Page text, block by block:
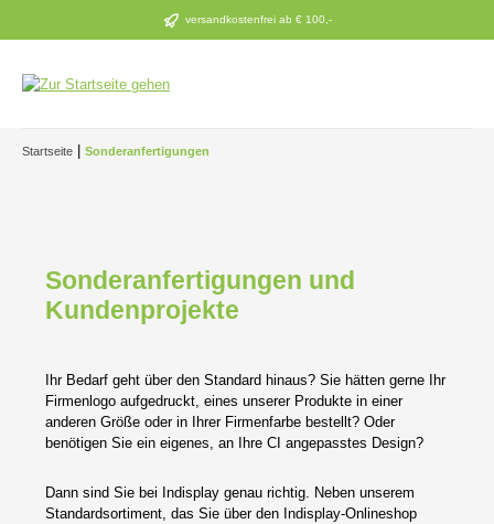
Zum Hauptinhalt springen versandkostenfrei ab € 100,-
Startseite Sonderanfertigungen
Sonderanfertigungen und
Kundenprojekte
Ihr Bedarf geht über den Standard hinaus? Sie hätten gerne Ihr
Firmenlogo aufgedruckt, eines unserer Produkte in einer
anderen Größe oder in Ihrer Firmenfarbe bestellt? Oder
benötigen Sie ein eigenes, an Ihre CI angepasstes Design?
Dann sind Sie bei Indisplay genau richtig. Neben unserem
Standardsortiment, das Sie über den Indisplay-Onlineshop